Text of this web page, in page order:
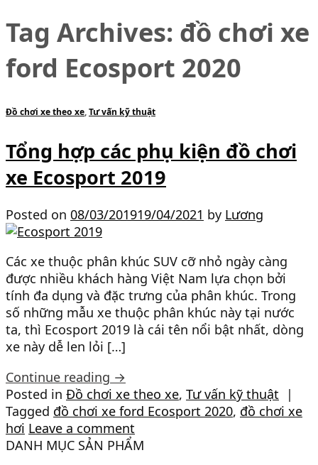
Tag Archives: đồ chơi xe
ford Ecosport 2020
Đồ chơi xe theo xe,Tư vấn kỹ thuật
Tổng hợp các phụ kiện đồ chơi
xe Ecosport 2019
Posted on 08/03/201919/04/2021 by Lương
Các xe thuộc phân khúc SUV cỡ nhỏ ngày càng
được nhiều khách hàng Việt Nam lựa chọn bởi
tính đa dụng và đặc trưng của phân khúc. Trong
số những mẫu xe thuộc phân khúc này tại nước
ta, thì Ecosport 2019 là cái tên nổi bật nhất, dòng
xe này dễ len lỏi […]
Continue reading →
Posted in Đồ chơi xe theo xe, Tư vấn kỹ thuật
|
Tagged đồ chơi xe ford Ecosport 2020, đồ chơi xe
hơi Leave a comment
DANH MỤC SẢN PHẨM